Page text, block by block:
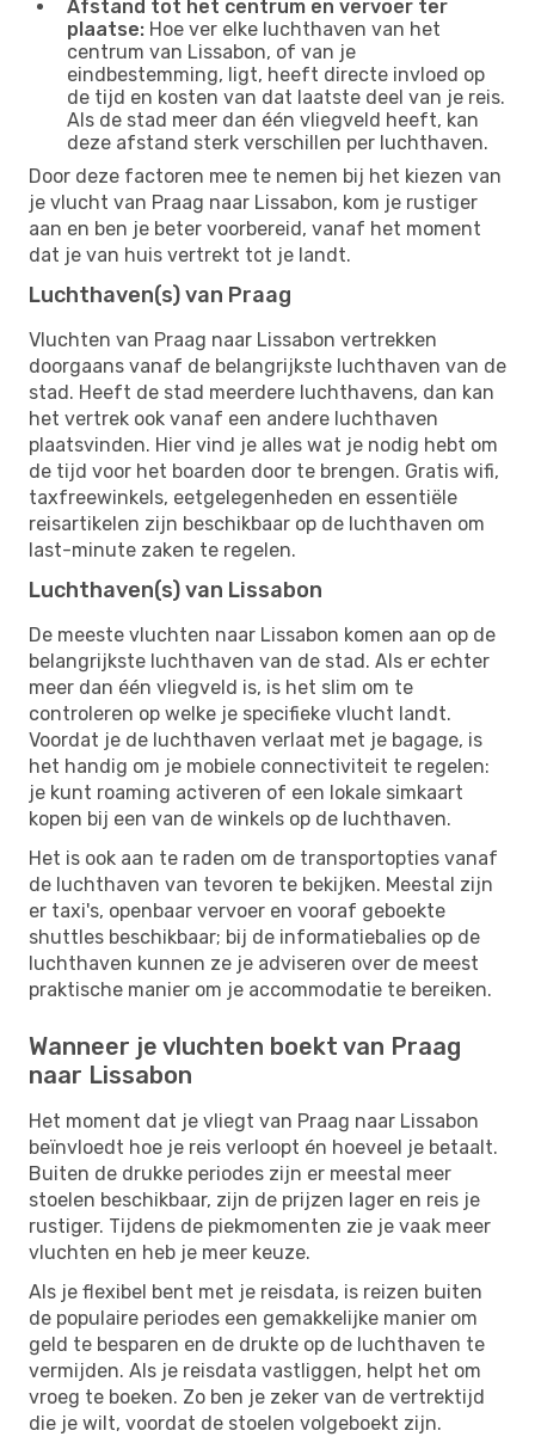
Afstand tot het centrum en vervoer ter
plaatse: Hoe ver elke luchthaven van het
centrum van Lissabon, of van je
eindbestemming, ligt, heeft directe invloed op
de tijd en kosten van dat laatste deel van je reis.
Als de stad meer dan één vliegveld heeft, kan
deze afstand sterk verschillen per luchthaven.
Door deze factoren mee te nemen bij het kiezen van
je vlucht van Praag naar Lissabon, kom je rustiger
aan en ben je beter voorbereid, vanaf het moment
dat je van huis vertrekt tot je landt.
Luchthaven(s) van Praag
Vluchten van Praag naar Lissabon vertrekken
doorgaans vanaf de belangrijkste luchthaven van de
stad. Heeft de stad meerdere luchthavens, dan kan
het vertrek ook vanaf een andere luchthaven
plaatsvinden. Hier vind je alles wat je nodig hebt om
de tijd voor het boarden door te brengen. Gratis wifi,
taxfreewinkels, eetgelegenheden en essentiële
reisartikelen zijn beschikbaar op de luchthaven om
last-minute zaken te regelen.
Luchthaven(s) van Lissabon
De meeste vluchten naar Lissabon komen aan op de
belangrijkste luchthaven van de stad. Als er echter
meer dan één vliegveld is, is het slim om te
controleren op welke je specifieke vlucht landt.
Voordat je de luchthaven verlaat met je bagage, is
het handig om je mobiele connectiviteit te regelen:
je kunt roaming activeren of een lokale simkaart
kopen bij een van de winkels op de luchthaven.
Het is ook aan te raden om de transportopties vanaf
de luchthaven van tevoren te bekijken. Meestal zijn
er taxi's, openbaar vervoer en vooraf geboekte
shuttles beschikbaar; bij de informatiebalies op de
luchthaven kunnen ze je adviseren over de meest
praktische manier om je accommodatie te bereiken.
Wanneer je vluchten boekt van Praag
naar Lissabon
Het moment dat je vliegt van Praag naar Lissabon
beïnvloedt hoe je reis verloopt én hoeveel je betaalt.
Buiten de drukke periodes zijn er meestal meer
stoelen beschikbaar, zijn de prijzen lager en reis je
rustiger. Tijdens de piekmomenten zie je vaak meer
vluchten en heb je meer keuze.
Als je flexibel bent met je reisdata, is reizen buiten
de populaire periodes een gemakkelijke manier om
geld te besparen en de drukte op de luchthaven te
vermijden. Als je reisdata vastliggen, helpt het om
vroeg te boeken. Zo ben je zeker van de vertrektijd
die je wilt, voordat de stoelen volgeboekt zijn.